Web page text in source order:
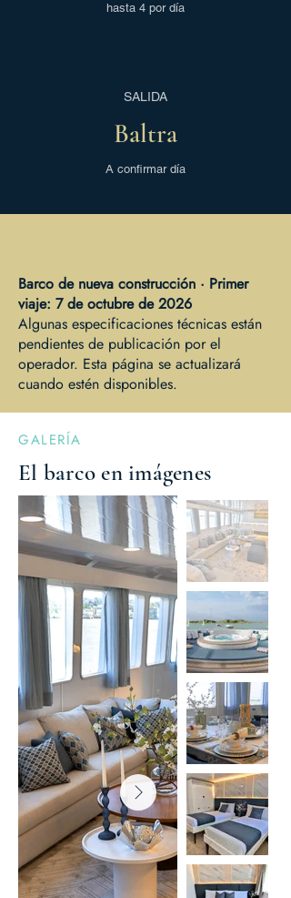
hasta 4 por día
SALIDA
Baltra
A confirmar día
Barco de nueva construcción · Primer
viaje: 7 de octubre de 2026
Algunas especificaciones técnicas están
pendientes de publicación por el
operador. Esta página se actualizará
cuando estén disponibles.
GALERÍA
El barco en imágenes